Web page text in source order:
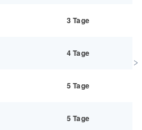
3 Tage
4 Tage
5 Tage
5 Tage